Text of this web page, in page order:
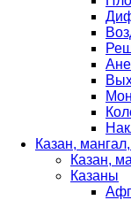
Казан,
Казан,
Казаны